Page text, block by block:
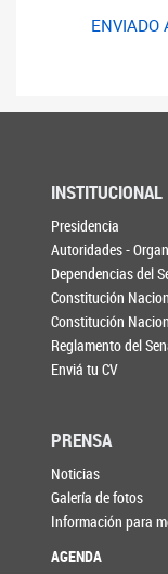
ENVIADO
INSTITUCIONAL
Presidencia
Autoridades -
Dependencias del
Constitución
Constitución
Reglamento del
Enviá tu CV
PRENSA
Noticias
Galería de fotos
Información para
AGENDA